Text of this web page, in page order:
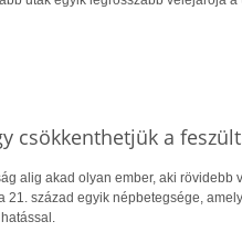
csökkenthetjük a
alig akad olyan ember, aki rövidebb
21. század egyik népbetegsége,